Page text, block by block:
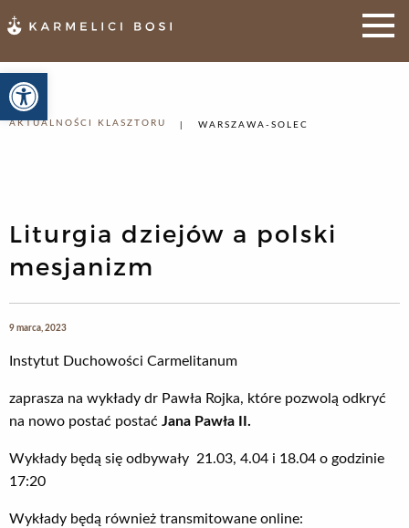
Otwórz pasek narzędzi
AKTUALNOŚCI KLASZTORU WARSZAWA-SOLEC
Liturgia dziejów a polski
mesjanizm
9 marca, 2023
Instytut Duchowości Carmelitanum
zaprasza na wykłady dr Pawła Rojka, które pozwolą odkryć
na nowo postać postać Jana Pawła II.
Wykłady będą się odbywały 21.03, 4.04 i 18.04 o godzinie
17:20
Wykłady będą również transmitowane online: